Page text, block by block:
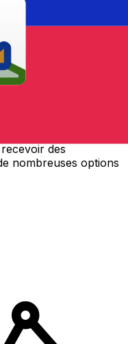
des
nombreuses options